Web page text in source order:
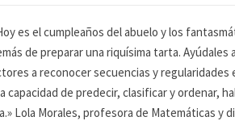
es el cumpleaños del abuelo y los
de preparar una riquísima tarta.
a reconocer secuencias y
de predecir, clasificar y ordenar,
Lola Morales, profesora de Matemáticas y